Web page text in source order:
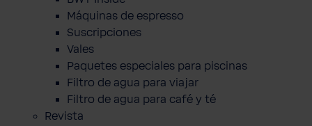
Máquinas de espresso
Suscripciones
Vales
Paquetes especiales para piscinas
Filtro de agua para viajar
Filtro de agua para café y té
Revista